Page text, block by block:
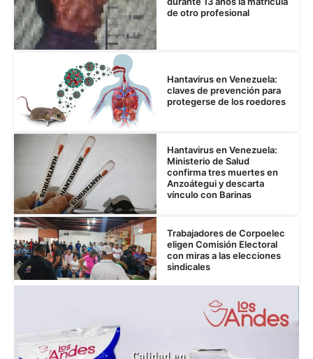
de otro profesional
Hantavirus en Venezuela:
claves de prevención para
protegerse de los roedores
Hantavirus en Venezuela:
Ministerio de Salud
confirma tres muertes en
Anzoátegui y descarta
vínculo con Barinas
Trabajadores de Corpoelec
eligen Comisión Electoral
con miras a las elecciones
sindicales